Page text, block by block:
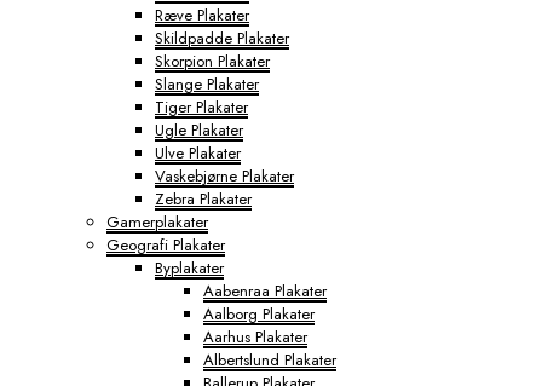
Ræve Plakater
Skildpadde Plakater
Skorpion Plakater
Slange Plakater
Tiger Plakater
Ugle Plakater
Ulve Plakater
Vaskebjørne Plakater
Zebra Plakater
Gamerplakater
Geografi Plakater
Byplakater
Aabenraa Plakater
Aalborg Plakater
Aarhus Plakater
Albertslund Plakater